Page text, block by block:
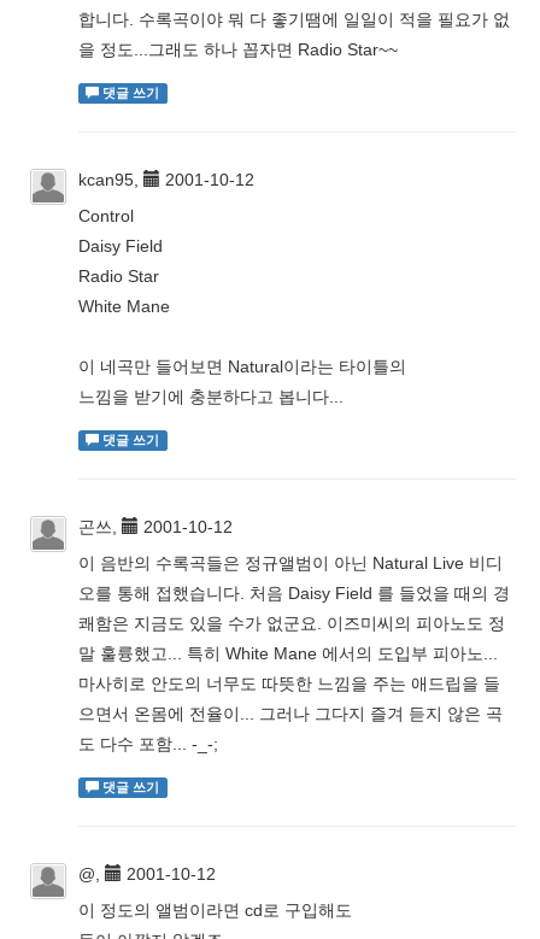
합니다. 수록곡이야 뭐 다 좋기땜에 일일이 적을 필요가 없
을 정도...그래도 하나 꼽자면 Radio Star~~
댓글 쓰기
kcan95,
2001-10-12
Control
Daisy Field
Radio Star
White Mane
이 네곡만 들어보면 Natural이라는 타이틀의
느낌을 받기에 충분하다고 봅니다...
댓글 쓰기
곤쓰,
2001-10-12
이 음반의 수록곡들은 정규앨범이 아닌 Natural Live 비디
오를 통해 접했습니다. 처음 Daisy Field 를 들었을 때의 경
쾌함은 지금도 있을 수가 없군요. 이즈미씨의 피아노도 정
말 훌륭했고... 특히 White Mane 에서의 도입부 피아노...
마사히로 안도의 너무도 따뜻한 느낌을 주는 애드립을 들
으면서 온몸에 전율이... 그러나 그다지 즐겨 듣지 않은 곡
도 다수 포함... -_-;
댓글 쓰기
@,
2001-10-12
이 정도의 앨범이라면 cd로 구입해도